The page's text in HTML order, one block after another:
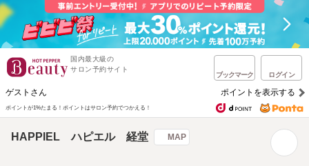
国内最大級の
サロン予約サイト
ブックマーク ログイン
ゲストさん ポイントを表示する
ポイントが1%たまる！ ポイントはサロン予約でつかえる！
HAPPIEL ハピエル 経堂 MAP